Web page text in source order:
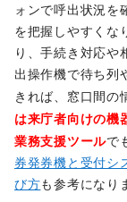
ォンで呼出状況を
を把握しやすくな
り、手続き対応や
出操作機で待ち列
きれば、窓口間の
は来庁者向けの機
業務支援ツールで
券発券機と受付シ
び方も参考になり